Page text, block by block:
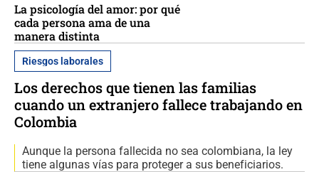
La psicología del amor: por qué
cada persona ama de una
manera distinta
Riesgos laborales
Los derechos que tienen las familias
cuando un extranjero fallece trabajando en
Colombia
Aunque la persona fallecida no sea colombiana, la ley
tiene algunas vías para proteger a sus beneficiarios.